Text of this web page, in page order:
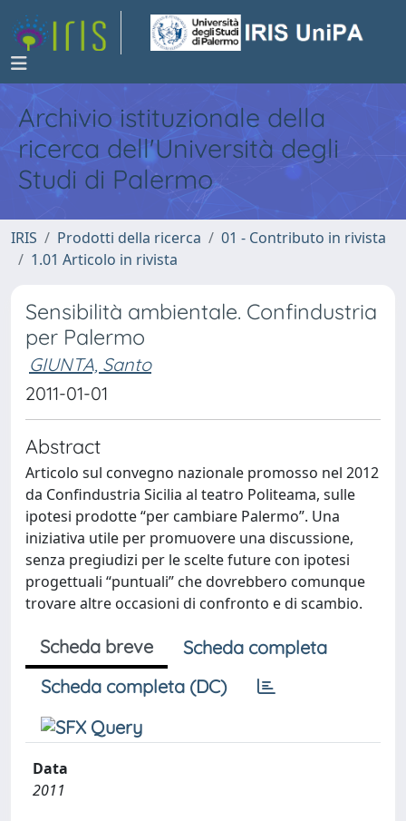
Archivio istituzionale della
ricerca dell'Università degli
Studi di Palermo
IRIS Prodotti della ricerca
01 - Contributo in rivista
1.01 Articolo in rivista
Sensibilità ambientale. Confindustria
per Palermo
GIUNTA, Santo
2011-01-01
Abstract
Articolo sul convegno nazionale promosso nel 2012
da Confindustria Sicilia al teatro Politeama, sulle
ipotesi prodotte “per cambiare Palermo”. Una
iniziativa utile per promuovere una discussione,
senza pregiudizi per le scelte future con ipotesi
progettuali “puntuali” che dovrebbero comunque
trovare altre occasioni di confronto e di scambio.
Scheda breve
Scheda completa
Scheda completa (DC)
Data
2011